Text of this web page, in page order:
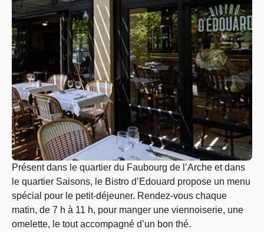
Présent dans le quartier du Faubourg de l’Arche et dans
le quartier Saisons, le Bistro d’Edouard propose un menu
spécial pour le petit-déjeuner. Rendez-vous chaque
matin, de 7 h à 11 h, pour manger une viennoiserie, une
omelette, le tout accompagné d’un bon thé.